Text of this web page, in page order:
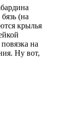
(на
крылья
на
Ну вот,